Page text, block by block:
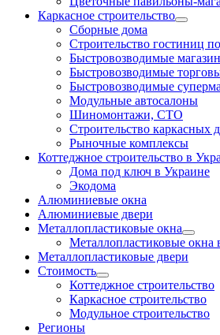
Каркасное строительство
Сборные дома
Строительство гостиниц
Быстровозводимые
Быстровозводимые
Быстровозводимые
Модульные автосалоны
Шиномонтажи, СТО
Строительство каркасных
Рыночные комплексы
Коттеджное строительство в
Дома под ключ в Украине
Экодома
Алюминиевые окна
Алюминиевые двери
Металлопластиковые окна
Металлопластиковые окна
Металлопластиковые двери
Стоимость
Коттеджное строительство
Каркасное строительство
Модульное строительство
Регионы